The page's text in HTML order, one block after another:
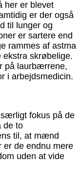
her er blevet
er der også
til lunger og
er sartere end
rammes af astma
ekstra skrøbelige.
på laurbærrene,
i arbejdsmedicin.
fokus på de
de to
til, at mænd
de endnu mere
uden at vide